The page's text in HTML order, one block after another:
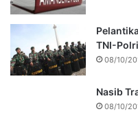
TNI-Polri
08/10/
Nasib
08/10/